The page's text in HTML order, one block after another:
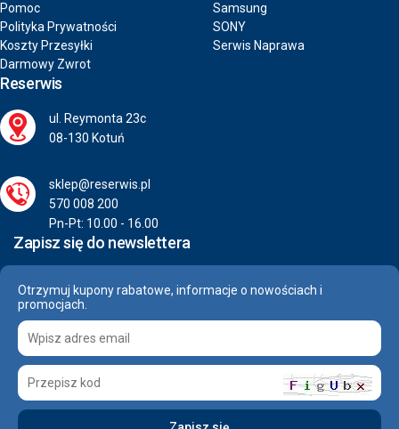
Pomoc
Polityka Prywatności
Koszty Przesyłki
Darmowy Zwrot
Samsung
SONY
Serwis Naprawa
Reserwis
ul. Reymonta 23c
08-130 Kotuń
sklep@reserwis.pl
570 008 200
Pn-Pt: 10.00 - 16.00
Zapisz się do newslettera
Otrzymuj kupony rabatowe, informacje o nowościach i
promocjach.